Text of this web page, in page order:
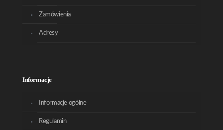
Zamówienia
Adresy
Informacje
Informacje ogólne
Regulamin